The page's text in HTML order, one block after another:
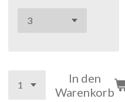
In den
Warenkorb